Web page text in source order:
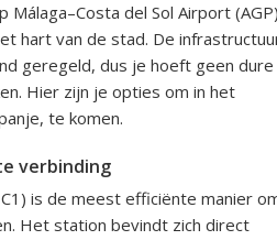
Málaga–Costa del Sol Airport
hart van de stad. De
geregeld, dus je hoeft geen dure
Hier zijn je opties om in het
te komen.
verbinding
is de meest efficiënte manier
Het station bevindt zich direct